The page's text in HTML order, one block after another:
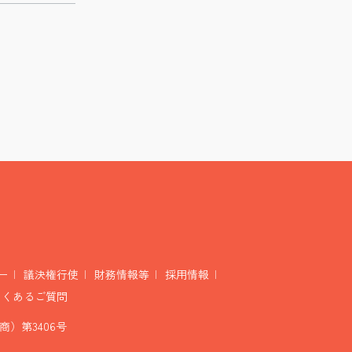
議決権行使 財務情報等
採用情報
あるご質問
）第3406号